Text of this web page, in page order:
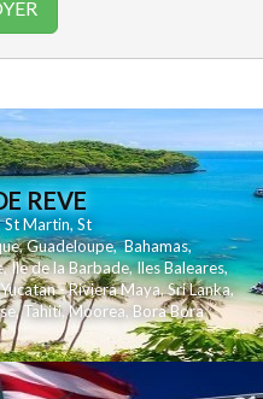
REVE
St Martin,St
,Guadeloupe,Bahamas,
,Ile de la Barbade,Iles Baleares,
Yucatan - Riviera Maya,Sri Lanka,
,Tahiti,Moorea, Bora Bora